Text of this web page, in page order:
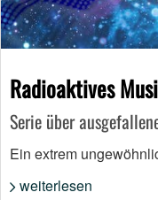
Radioaktives
Serie über
Ein extrem
weiterlesen